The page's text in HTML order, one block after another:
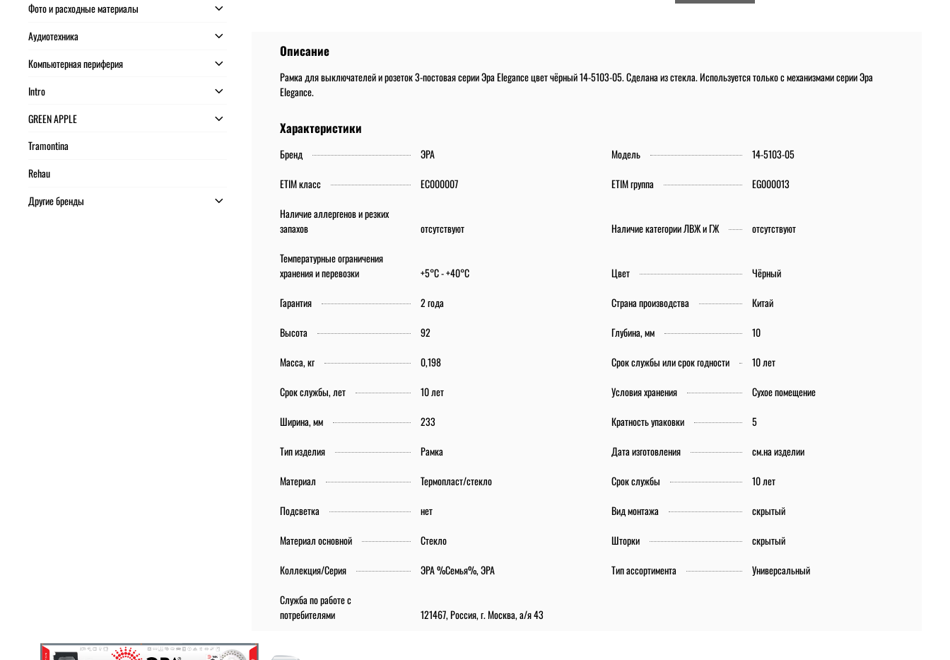
Описание
Рамка для выключателей и розеток 3-постовая серии Эра Elegance цвет чёрный 14-5103-05. Сделана из стекла. Используется только с механизмами серии Эра
Elegance.
Характеристики
Бренд ЭРА Модель
14-5103-05
ETIM класс
EC000007 ETIM группа
EG000013
Наличие аллергенов и резких
запахов
отсутствуют Наличие категории ЛВЖ и ГЖ
отсутствуют
Температурные ограничения
хранения и перевозки
+5°C - +40°C Цвет
Чёрный
Гарантия
2 года Страна производства
Китай
Высота
92 Глубина, мм
10
Масса, кг
0,198 Срок службы или срок годности
10 лет
Срок службы, лет
10 лет Условия хранения
Сухое помещение
Ширина, мм
233 Кратность упаковки
5
Тип изделия
Рамка Дата изготовления
см.на изделии
Материал
Термопласт/стекло Срок службы
10 лет
Подсветка
нет Вид монтажа
скрытый
Материал основной
Стекло Шторки
скрытый
Коллекция/Серия
ЭРА %Семья%, ЭРА Тип ассортимента
Универсальный
Служба по работе с
потребителями
121467, Россия, г. Москва, а/я 43
Фото и расходные материалы
Аудиотехника
Компьютерная периферия
Intro
GREEN APPLE
Tramontina
Rehau
Другие бренды